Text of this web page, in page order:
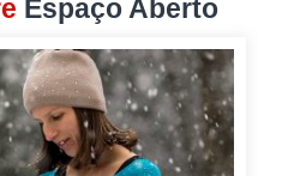
Espaço Aberto